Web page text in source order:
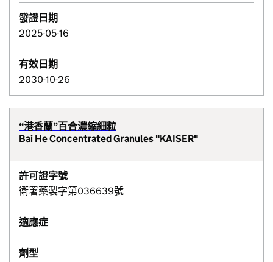
發證日期
2025-05-16
有效日期
2030-10-26
“港香蘭”百合濃縮細粒
Bai He Concentrated Granules "KAISER"
許可證字號
衛署藥製字第036639號
適應症
劑型